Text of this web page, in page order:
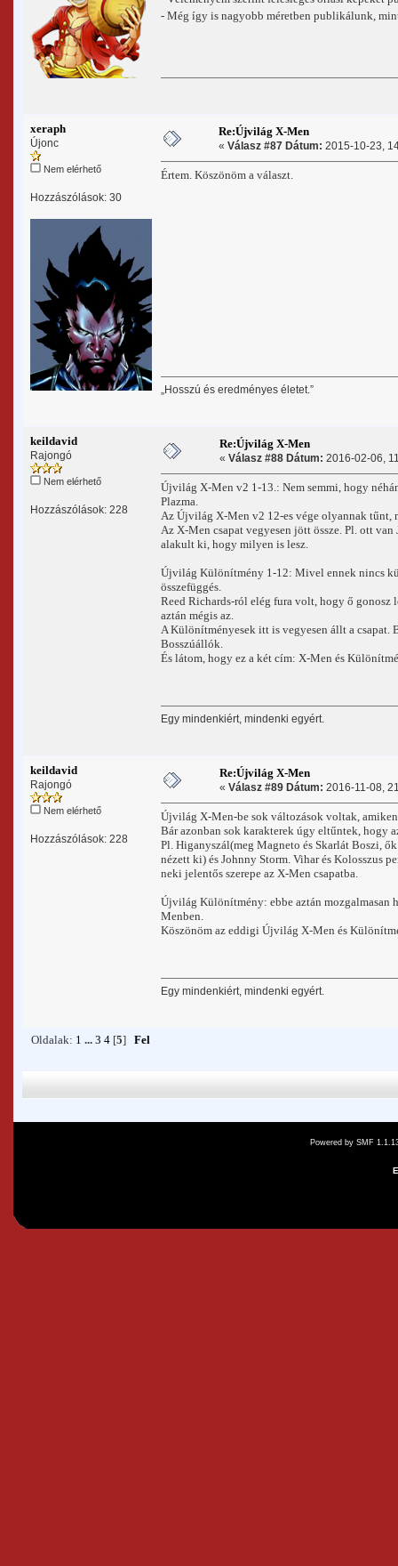
- Még így is nagyobb méretben publikálunk,
xeraph
Újonc
Nem elérhető
Hozzászólások: 30
Re:Újvilág X-Men
« Válasz #87 Dátum: 2015-10-23,
Értem. Köszönöm a választ.
„Hosszú és eredményes életet.”
keildavid
Rajongó
Nem elérhető
Hozzászólások: 228
Re:Újvilág X-Men
« Válasz #88 Dátum: 2016-02-06,
Újvilág X-Men v2 1-13.: Nem semmi, hogy
Plazma.
Az Újvilág X-Men v2 12-es vége olyannak tűnt,
Az X-Men csapat vegyesen jött össze. Pl. ott
alakult ki, hogy milyen is lesz.
Újvilág Különítmény 1-12: Mivel ennek nincs
összefüggés.
Reed Richards-ról elég fura volt, hogy ő gonosz
aztán mégis az.
A Különítményesek itt is vegyesen állt a csapat.
Bosszúállók.
És látom, hogy ez a két cím: X-Men és
Egy mindenkiért, mindenki egyért.
keildavid
Rajongó
Nem elérhető
Hozzászólások: 228
Re:Újvilág X-Men
« Válasz #89 Dátum: 2016-11-08,
Újvilág X-Men-be sok változások voltak,
Bár azonban sok karakterek úgy eltűntek, hogy
Pl. Higanyszál(meg Magneto és Skarlát Boszi,
nézett ki) és Johnny Storm. Vihar és Kolosszus
neki jelentős szerepe az X-Men csapatba.
Újvilág Különítmény: ebbe aztán mozgalmasan
Menben.
Köszönöm az eddigi Újvilág X-Men és
Egy mindenkiért, mindenki egyért.
Oldalak: 1 ... 3 4 [5] Fel
Powered by SMF